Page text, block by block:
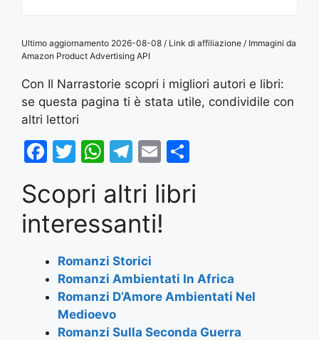
Ultimo aggiornamento 2026-08-08 / Link di affiliazione / Immagini da
Amazon Product Advertising API
Con Il Narrastorie scopri i migliori autori e libri:
se questa pagina ti è stata utile, condividile con
altri lettori
F
c
e
b
o
o
k
T
itt
er
W
at
s
A
p
p
T
e
gr
a
m
E
ai
l
ar
Scopri altri libri
interessanti!
Romanzi Storici
Romanzi Ambientati In Africa
Romanzi D’Amore Ambientati Nel
Medioevo
Romanzi Sulla Seconda Guerra